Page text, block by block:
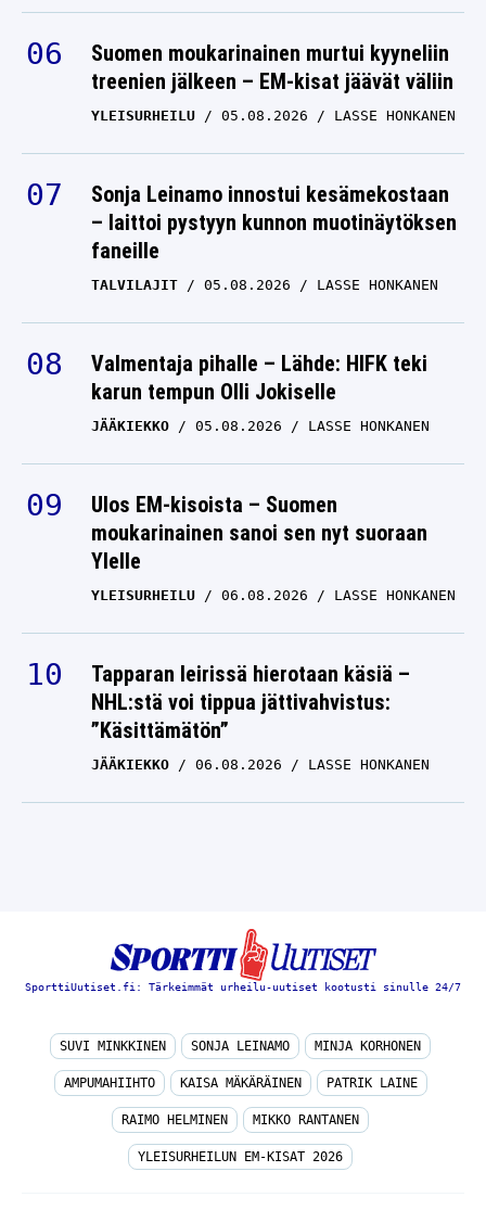
Suomen moukarinainen murtui kyyneliin
treenien jälkeen – EM-kisat jäävät väliin
YLEISURHEILU 05.08.2026 LASSE HONKANEN
Sonja Leinamo innostui kesämekostaan
– laittoi pystyyn kunnon muotinäytöksen
faneille
TALVILAJIT 05.08.2026 LASSE HONKANEN
Valmentaja pihalle – Lähde: HIFK teki
karun tempun Olli Jokiselle
JÄÄKIEKKO 05.08.2026 LASSE HONKANEN
Ulos EM-kisoista – Suomen
moukarinainen sanoi sen nyt suoraan
Ylelle
YLEISURHEILU 06.08.2026 LASSE HONKANEN
Tapparan leirissä hierotaan käsiä –
NHL:stä voi tippua jättivahvistus:
”Käsittämätön”
JÄÄKIEKKO 06.08.2026 LASSE HONKANEN
SporttiUutiset.fi: Tärkeimmät urheilu-uutiset kootusti sinulle 24/7
SUVI MINKKINEN SONJA LEINAMO MINJA KORHONEN
AMPUMAHIIHTO KAISA MÄKÄRÄINEN PATRIK LAINE
RAIMO HELMINEN MIKKO RANTANEN
YLEISURHEILUN EM-KISAT 2026